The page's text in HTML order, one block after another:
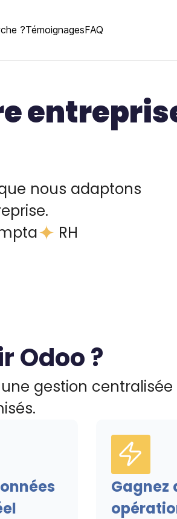
?TémoignagesFAQ
nous adaptons
RH
Odoo ?
gestion centralisée
Gagnez